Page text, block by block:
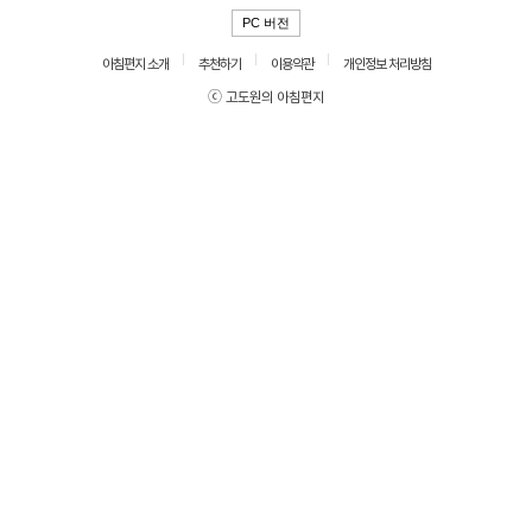
PC 버전
아침편지 소개 추천하기 이용약관
개인정보 처리방침
ⓒ 고도원의 아침편지